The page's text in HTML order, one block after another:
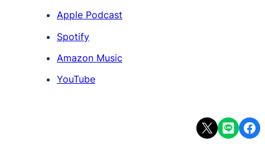
Apple Podcast
Spotify
Amazon Music
YouTube
Share on X Share on LINE